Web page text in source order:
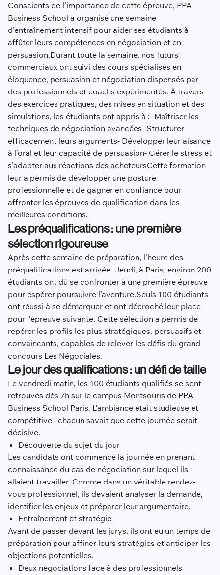
Conscients de l’importance de cette épreuve, PPA
Business School a organisé une semaine
d’entraînement intensif pour aider ses étudiants à
affûter leurs compétences en négociation et en
persuasion.Durant toute la semaine, nos futurs
commerciaux ont suivi des cours spécialisés en
éloquence, persuasion et négociation dispensés par
des professionnels et coachs expérimentés. À travers
des exercices pratiques, des mises en situation et des
simulations, les étudiants ont appris à :- Maîtriser les
techniques de négociation avancées- Structurer
efficacement leurs arguments- Développer leur aisance
à l’oral et leur capacité de persuasion- Gérer le stress et
s’adapter aux réactions des acheteursCette formation
leur a permis de développer une posture
professionnelle et de gagner en confiance pour
affronter les épreuves de qualification dans les
meilleures conditions.
Les préqualifications : une première
sélection rigoureuse
Après cette semaine de préparation, l’heure des
préqualifications est arrivée. Jeudi, à Paris, environ 200
étudiants ont dû se confronter à une première épreuve
pour espérer poursuivre l’aventure.Seuls 100 étudiants
ont réussi à se démarquer et ont décroché leur place
pour l’épreuve suivante. Cette sélection a permis de
repérer les profils les plus stratégiques, persuasifs et
convaincants, capables de relever les défis du grand
concours Les Négociales.
Le jour des qualifications : un défi de taille
Le vendredi matin, les 100 étudiants qualifiés se sont
retrouvés dès 7h sur le campus Montsouris de PPA
Business School Paris. L’ambiance était studieuse et
compétitive : chacun savait que cette journée serait
décisive.
Découverte du sujet du jour
Les candidats ont commencé la journée en prenant
connaissance du cas de négociation sur lequel ils
allaient travailler. Comme dans un véritable rendez-
vous professionnel, ils devaient analyser la demande,
identifier les enjeux et préparer leur argumentaire.
Entraînement et stratégie
Avant de passer devant les jurys, ils ont eu un temps de
préparation pour affiner leurs stratégies et anticiper les
objections potentielles.
Deux négociations face à des professionnels